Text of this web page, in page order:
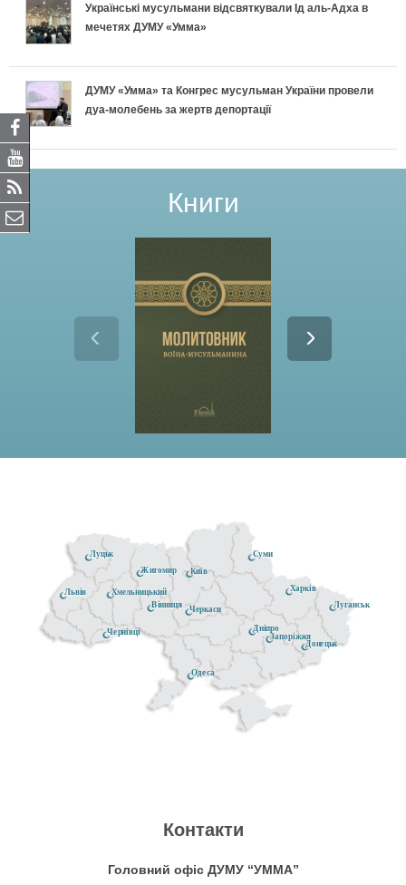
Українські мусульмани відсвяткували Ід аль-Адха в
мечетях ДУМУ «Умма»
ДУМУ «Умма» та Конгрес мусульман України провели
дуа-молебень за жертв депортації
Книги
Донецьк
Житомир
Черкаси
Чернівці
Київ
Луганськ
Хмельницький
Луцьк
Дніпро
Одеса
Суми
Вінниця
Запоріжжя
Львів Харків
Контакти
Головний офіс ДУМУ “УММА”